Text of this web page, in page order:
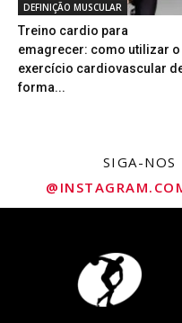
DEFINIÇÃO MUSCULAR
Treino cardio para
emagrecer: como utilizar o
exercício cardiovascular
forma...
SIGA-NOS